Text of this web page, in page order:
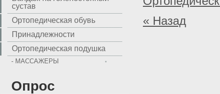
« Назад
сустав
Ортопедическая обувь
Принадлежности
Ортопедическая подушка
- МАССАЖЕРЫ
Опрос